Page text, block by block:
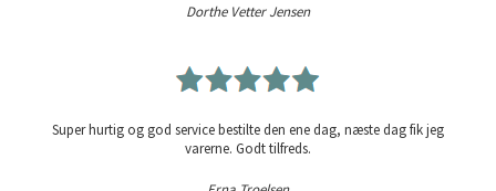
Dorthe Vetter Jensen
Super hurtig og god service bestilte den ene dag, næste dag fik jeg
varerne. Godt tilfreds.